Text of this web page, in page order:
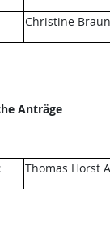
Christine
Anträge
Thomas Horst